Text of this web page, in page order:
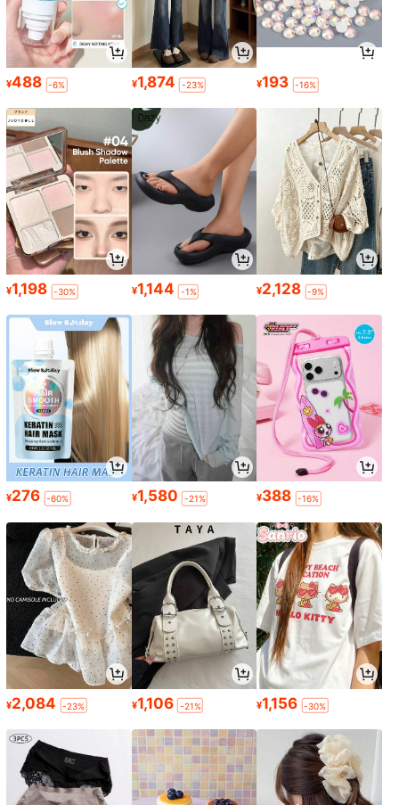
¥488 -6% ¥1,874 -23% ¥193 -16%
¥1,198 -30% ¥1,144 -1% ¥2,128 -9%
¥276 -60% ¥1,580 -21% ¥388 -16%
¥2,084 -23% ¥1,106 -21% ¥1,156 -30%